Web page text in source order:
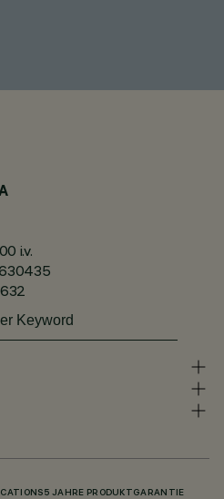
i.v.
5 JAHRE PRODUKTGARANTIE